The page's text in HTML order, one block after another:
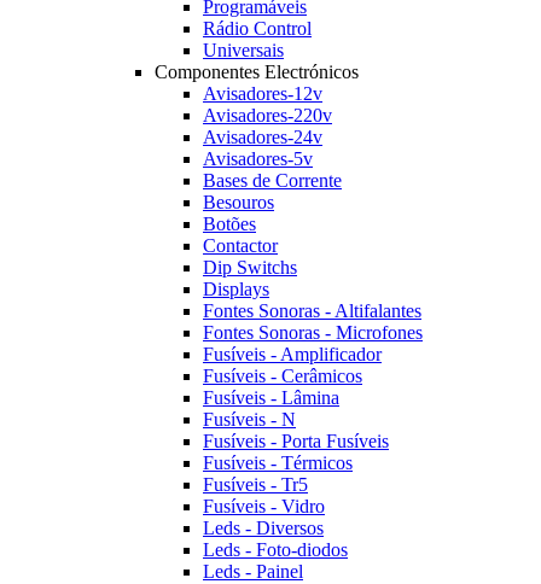
Programáveis
Rádio Control
Universais
Componentes Electrónicos
Avisadores-12v
Avisadores-220v
Avisadores-24v
Avisadores-5v
Bases de Corrente
Besouros
Botões
Contactor
Dip Switchs
Displays
Fontes Sonoras - Altifalantes
Fontes Sonoras - Microfones
Fusíveis - Amplificador
Fusíveis - Cerâmicos
Fusíveis - Lâmina
Fusíveis - N
Fusíveis - Porta Fusíveis
Fusíveis - Térmicos
Fusíveis - Tr5
Fusíveis - Vidro
Leds - Diversos
Leds - Foto-diodos
Leds - Painel